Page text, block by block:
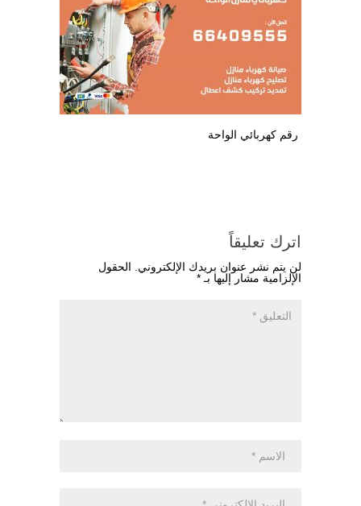
رقم كهربائي الواحة
اترك تعليقاً
لن يتم نشر عنوان بريدك الإلكتروني.
الحقول
الإلزامية مشار إليها بـ *